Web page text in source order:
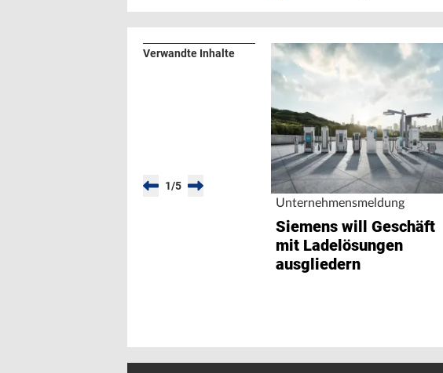
Verwandte Inhalte
1/5
Unternehmensmeldung
Siemens will Geschäft
mit Ladelösungen
ausgliedern